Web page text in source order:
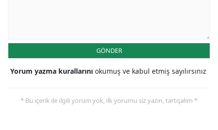
GÖNDER
Yorum yazma kurallarını okumuş ve kabul etmiş sayılırsınız
* Bu içerik ile ilgili yorum yok, ilk yorumu siz yazın, tartışalım *